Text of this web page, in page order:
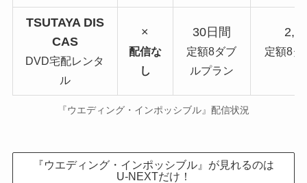
TSUTAYA DIS
CAS
DVD宅配レンタ
ル
×
配信な
し
30日間
定額8ダブ
ルプラン
定額8ダ
『ウエディング・インポッシブル』配信状況
『ウエディング・インポッシブル』が見れるのは
U-NEXTだけ！